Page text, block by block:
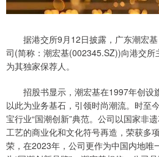
据港交所9月12日披露，广东潮宏基
司(简称：潮宏基(002345.SZ))向港交所
为其独家保荐人。
招股书显示，潮宏基在1997年创设
以此为业务基石，引领时尚潮流。时至
宝行业“国潮创新”典范。公司以国家非
工艺的商业化和文化符号再造，荣获多
荣，在2023年，公司更作为中国内地唯